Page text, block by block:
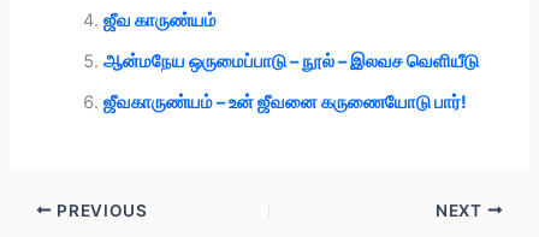
ஜீவ காருண்யம்
ஆன்மநேய ஒருமைப்பாடு – நூல் – இலவச வெளியீடு
ஜீவகாருண்யம் – உன் ஜீவனை கருணையோடு பார்!
PREVIOUS NEXT